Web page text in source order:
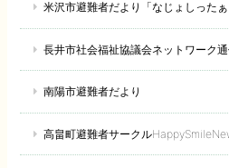
米沢市避難者だより「なじょしったぁ
長井市社会福祉協議会ネットワーク
南陽市避難者だより
高畠町避難者サークル